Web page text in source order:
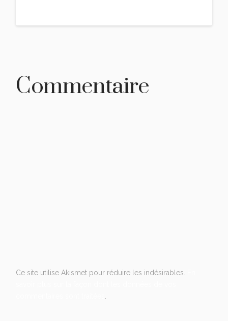
Commentaire
Ce site utilise Akismet pour réduire les indésirables.